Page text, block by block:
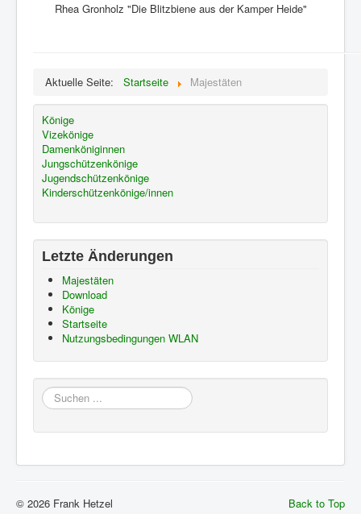
Rhea Gronholz "Die Blitzbiene aus der Kamper Heide"
Aktuelle Seite: Startseite Majestäten
Könige
Vizekönige
Damenköniginnen
Jungschützenkönige
Jugendschützenkönige
Kinderschützenkönige/innen
Letzte Änderungen
Majestäten
Download
Könige
Startseite
Nutzungsbedingungen WLAN
Suchen
...
Back to Top
© 2026 Frank Hetzel